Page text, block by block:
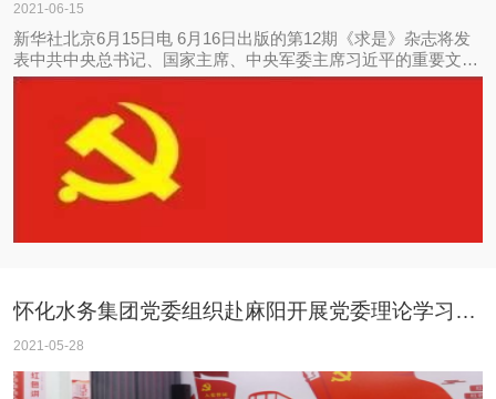
2021-06-15
新华社北京6月15日电 6月16日出版的第12期《求是》杂志将发
表中共中央总书记、国家主席、中央军委主席习近平的重要文章
《以史为镜、以史明志，知史爱党、知史爱国》。
怀化水务集团党委组织赴麻阳开展党委理论学习中心组 第五次学习暨党史学习教育第三次专题学习
2021-05-28